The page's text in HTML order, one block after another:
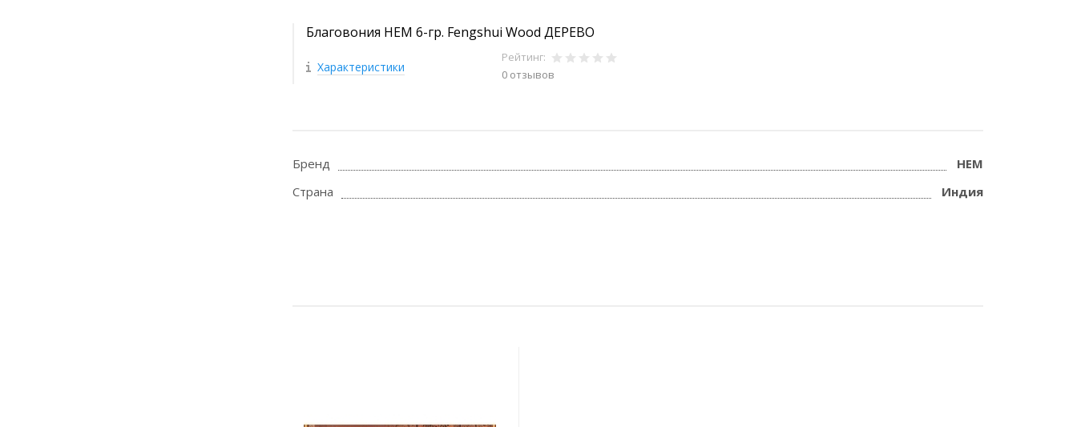
Благовония HEM 6-гр. Fengshui Wood ДЕРЕВО
Характеристики
Рейтинг:
0 отзывов
Бренд
HEM
Страна
Индия